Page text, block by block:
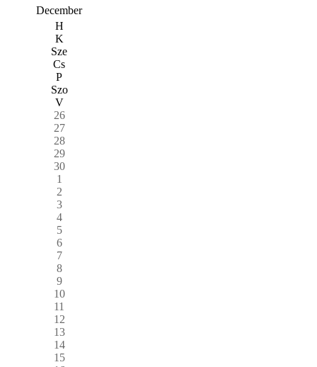
December
H
K
Sze
Cs
P
Szo
V
26
27
28
29
30
1
2
3
4
5
6
7
8
9
10
11
12
13
14
15